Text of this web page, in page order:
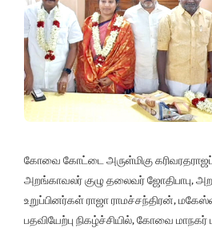
கோவை கோட்டை அருள்மிகு
அறங்காவலர் குழு தலைவர் ஜோதிபாபு,
உறுப்பினர்கள் ராஜா ராமச்சந்திரன்,
பதவியேற்பு நிகழ்ச்சியில், கோவை